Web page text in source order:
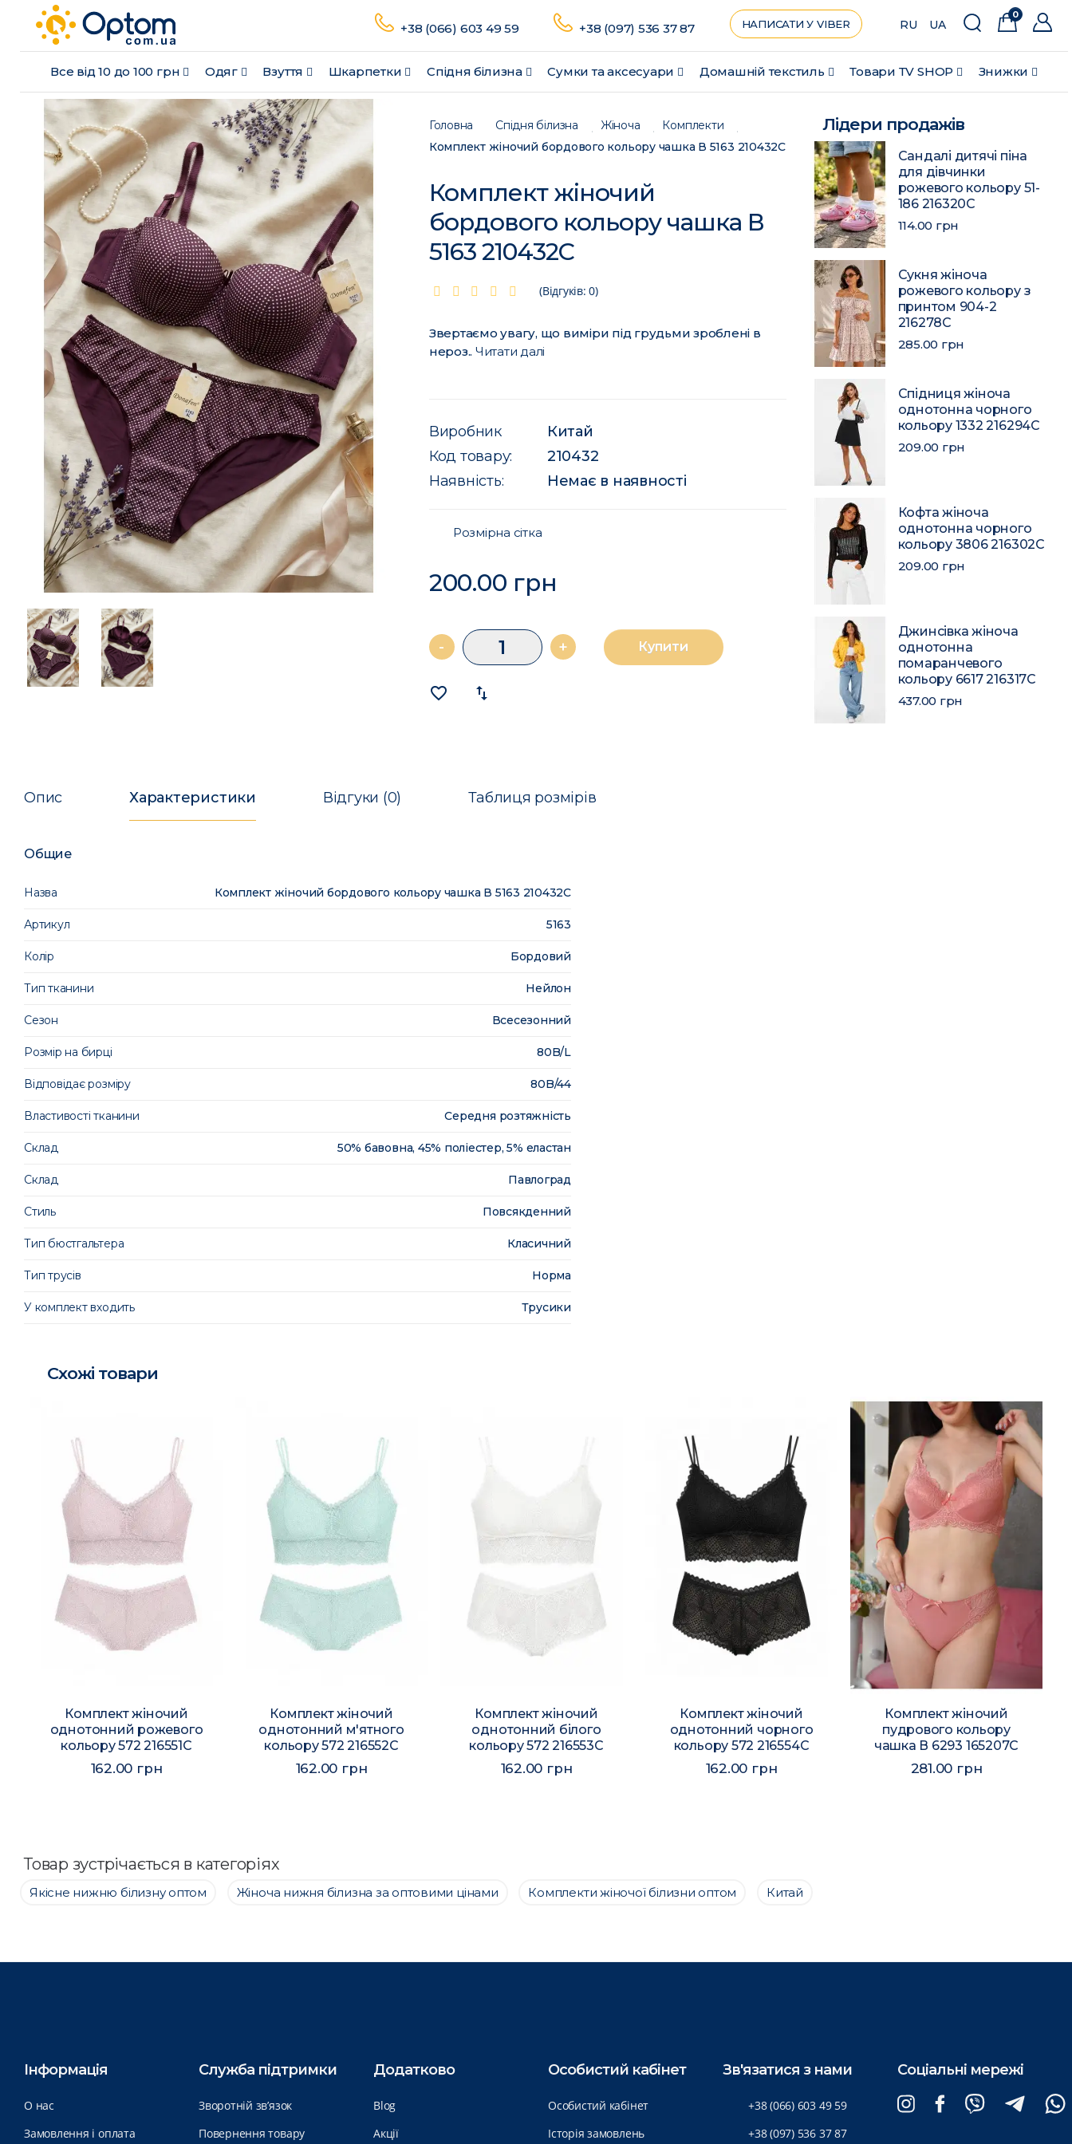
Все від 10 до 100 грн Одяг Взуття Шкарпетки Спідня білизна Сумки та аксесуари Домашній текстиль Товари ТV SHOP Знижки
+38 (066) 603 49 59 +38 (097) 536 37 87 НАПИСАТИ У VIBER RU UA
0
Головна Спідня білизна Жіноча
Комплекти
Комплект жіночий бордового кольору чашка В 5163 210432C
Комплект жіночий
бордового кольору чашка В
5163 210432C
(Відгуків: 0)
Звертаємо увагу, що виміри під грудьми зроблені в
нероз.. Читати далі
Виробник
Китай
Код товару:
210432
Наявність:
Немає в наявності
Розмірна сітка
200.00 грн
- + Купити
favorite_border import_export
Опис Характеристики Відгуки (0) Таблиця розмірів
Общие
Назва Комплект жіночий бордового кольору чашка В 5163 210432C
Артикул 5163
Колір Бордовий
Тип тканини Нейлон
Сезон Всесезонний
Розмір на бирці 80B/L
Відповідає розміру 80B/44
Властивості тканини Середня розтяжність
Склад 50% бавовна, 45% поліестер, 5% еластан
Склад Павлоград
Стиль Повсякденний
Тип бюстгальтера Класичний
Тип трусів Норма
У комплект входить Трусики
Лідери продажів
Сандалі дитячі піна
для дівчинки
рожевого кольору 51-
186 216320C
114.00 грн
Сукня жіноча
рожевого кольору з
принтом 904-2
216278C
285.00 грн
Спідниця жіноча
однотонна чорного
кольору 1332 216294C
209.00 грн
Кофта жіноча
однотонна чорного
кольору 3806 216302C
209.00 грн
Джинсівка жіноча
однотонна
помаранчевого
кольору 6617 216317C
437.00 грн
Схожі товари
Комплект жіночий
однотонний рожевого
кольору 572 216551C
162.00 грн
Комплект жіночий
однотонний м'ятного
кольору 572 216552C
162.00 грн
Комплект жіночий
однотонний білого
кольору 572 216553C
162.00 грн
Комплект жіночий
однотонний чорного
кольору 572 216554C
162.00 грн
Комплект жіночий
пудрового кольору
чашка В 6293 165207C
281.00 грн
Товар зустрічається в категоріях
Якісне нижню білизну оптом Жіноча нижня білизна за оптовими цінами Комплекти жіночої білизни оптом Китай
Інформація
О нас
Замовлення і оплата
Служба підтримки
Зворотній зв’язок
Повернення товару
Додатково
Blog
Акції
Особистий кабінет
Особистий кабінет
Історія замовлень
Зв'язатися з нами
+38 (066) 603 49 59
+38 (097) 536 37 87
Соціальні мережі